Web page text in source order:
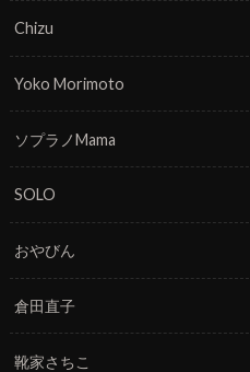
Chizu
Yoko Morimoto
ソプラノMama
SOLO
おやびん
倉田直子
靴家さちこ